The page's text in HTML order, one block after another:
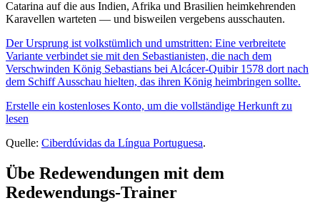
Catarina auf die aus Indien, Afrika und Brasilien heimkehrenden
Karavellen warteten — und bisweilen vergebens ausschauten.
Der Ursprung ist volkstümlich und umstritten: Eine verbreitete
Variante verbindet sie mit den Sebastianisten, die nach dem
Verschwinden König Sebastians bei Alcácer-Quibir 1578 dort nach
dem Schiff Ausschau hielten, das ihren König heimbringen sollte.
Erstelle ein kostenloses Konto, um die vollständige Herkunft zu
lesen
Quelle: Ciberdúvidas da Língua Portuguesa.
Übe Redewendungen mit dem
Redewendungs-Trainer